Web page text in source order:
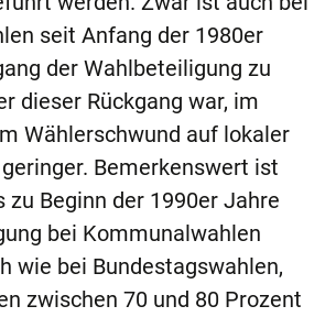
seit Anfang der 1980er
der Wahlbeteiligung zu
dieser Rückgang war, im
Wählerschwund auf lokaler
Bemerkenswert ist
zu Beginn der 1990er Jahre
bei Kommunalwahlen
wie bei Bundestagswahlen,
zwischen 70 und 80 Prozent